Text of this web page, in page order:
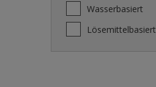
wasserbasiert
lösemittelbasiert